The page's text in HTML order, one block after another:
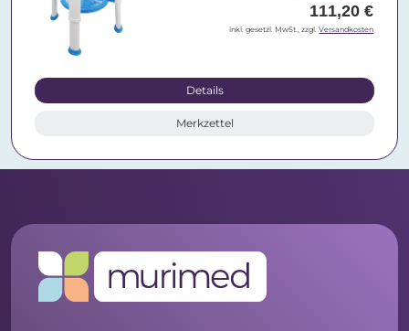
111,20 €
inkl. gesetzl. MwSt., zzgl.Versandkosten
Details
Merkzettel